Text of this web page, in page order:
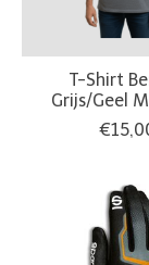
T-Shirt
Grijs/Geel